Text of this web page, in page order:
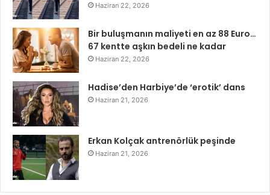
Haziran 22, 2026
Bir buluşmanın maliyeti en az 88 Euro…
67 kentte aşkın bedeli ne kadar
Haziran 22, 2026
Hadise’den Harbiye’de ‘erotik’ dans
Haziran 21, 2026
Erkan Kolçak antrenörlük peşinde
Haziran 21, 2026